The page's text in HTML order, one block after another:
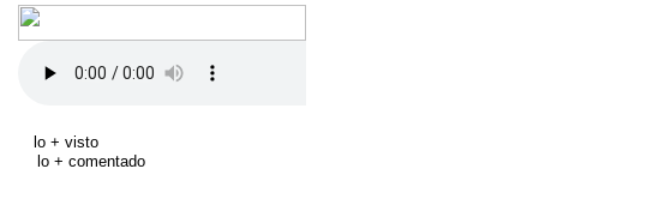
lo + visto
lo + comentado